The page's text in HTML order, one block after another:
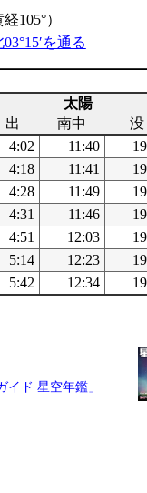
105°）
を通る
太陽
出 南中
没
4:02 11:40
4:18 11:41
4:28 11:49
4:31 11:46
4:51 12:03
5:14 12:23
5:42 12:34
ド 星空年鑑」